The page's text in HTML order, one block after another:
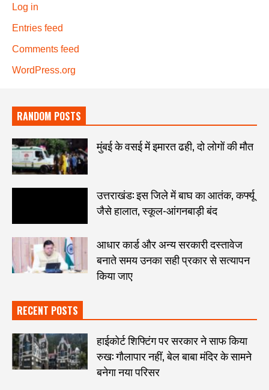
Log in
Entries feed
Comments feed
WordPress.org
RANDOM POSTS
मुंबई के वसई में इमारत ढही, दो लोगों की मौत
उत्तराखंड: इस जिले में बाघ का आतंक, कर्फ्यू
जैसे हालात, स्कूल-आंगनबाड़ी बंद
आधार कार्ड और अन्य सरकारी दस्तावेज
बनाते समय उनका सही प्रकार से सत्यापन
किया जाए
RECENT POSTS
हाईकोर्ट शिफ्टिंग पर सरकार ने साफ किया
रुख: गौलापार नहीं, बेल बाबा मंदिर के सामने
बनेगा नया परिसर